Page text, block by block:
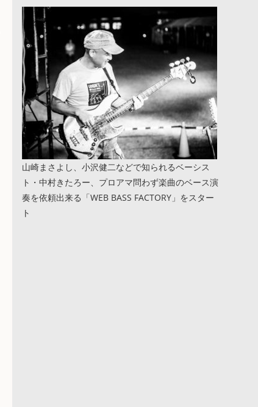
山崎まさよし、小沢健二などで知られるベーシス
ト・中村きたろー、プロアマ問わず楽曲のベース演
奏を依頼出来る「WEB BASS FACTORY」をスター
ト